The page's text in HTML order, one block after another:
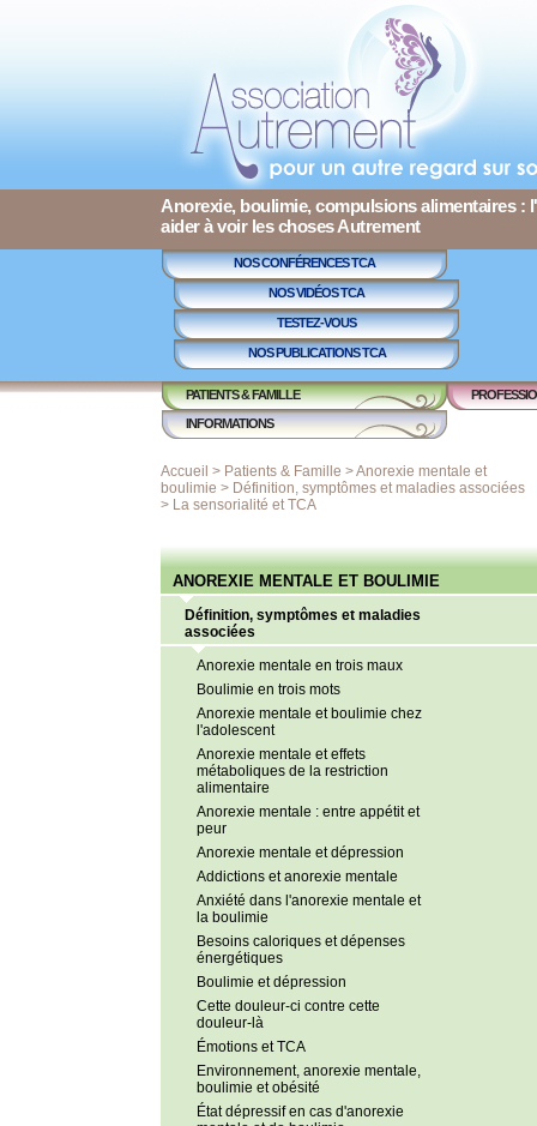
Anorexie, boulimie, compulsions alimentaires :
aider à voir les choses Autrement
NOS CONFÉRENCES TCA
NOS VIDÉOS TCA
TESTEZ-VOUS
NOS PUBLICATIONS TCA
PATIENTS & FAMILLE
INFORMATIONS
Accueil > Patients & Famille >Anorexie mentale et
boulimie > Définition, symptômes et maladies associées
> La sensorialité et TCA
ANOREXIE MENTALE ET BOULIMIE
Définition, symptômes et maladies
associées
Anorexie mentale en trois maux
Boulimie en trois mots
Anorexie mentale et boulimie chez
l'adolescent
Anorexie mentale et effets
métaboliques de la restriction
alimentaire
Anorexie mentale : entre appétit et
peur
Anorexie mentale et dépression
Addictions et anorexie mentale
Anxiété dans l'anorexie mentale et
la boulimie
Besoins caloriques et dépenses
énergétiques
Boulimie et dépression
Cette douleur-ci contre cette
douleur-là
Émotions et TCA
Environnement, anorexie mentale,
boulimie et obésité
État dépressif en cas d'anorexie